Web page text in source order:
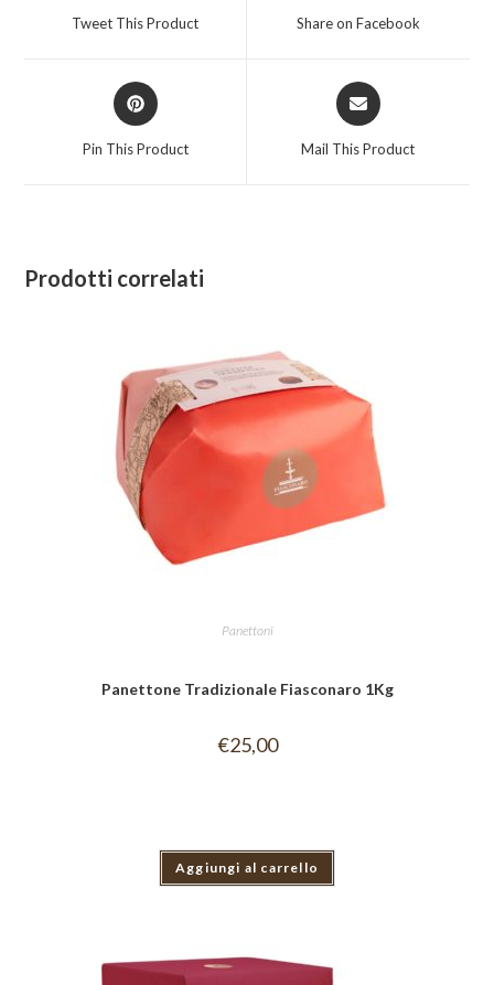
Tweet This Product Share on Facebook
Opens
in
Pin This Product
Opens
in
Mail This Product
Prodotti correlati
Panettoni
Panettone Tradizionale Fiasconaro 1Kg
€25,00
Aggiungi al carrello